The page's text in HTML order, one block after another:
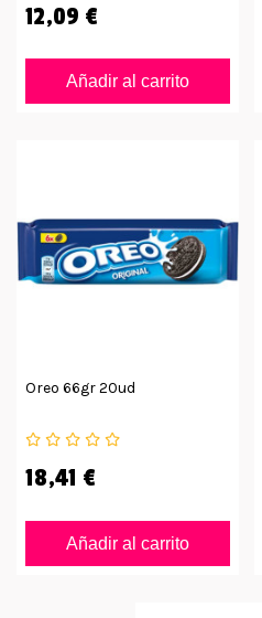
12,09 €
Añadir al carrito
Oreo 66gr 20ud
18,41 €
Añadir al carrito